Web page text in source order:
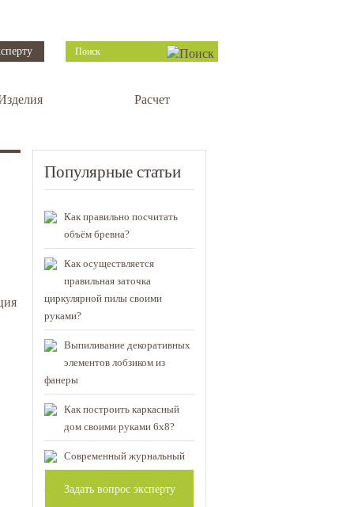
Расчет
Популярные статьи
Как правильно посчитать
объём бревна?
Как осуществляется
правильная заточка
циркулярной пилы своими
руками?
Выпиливание декоративных
элементов лобзиком из
фанеры
Как построить каркасный
дом своими руками 6х8?
Современный журнальный
стол своими руками:
чертежи и описание конструкции
Задать вопрос эксперту